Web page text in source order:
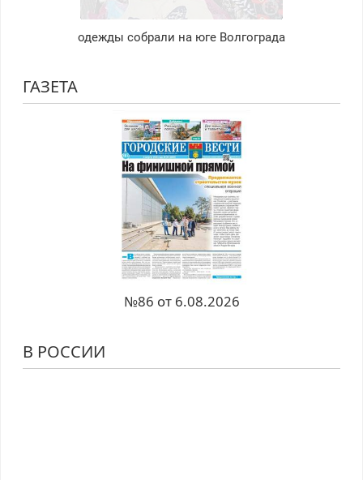
одежды собрали на юге Волгограда
ГАЗЕТА
№86 от 6.08.2026
В РОССИИ